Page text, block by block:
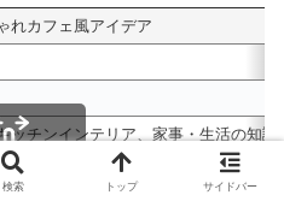
れカフェ風アイデア
ッチンインテリア、家事・生活の知識
ルできます
検索 トップ サイドバー